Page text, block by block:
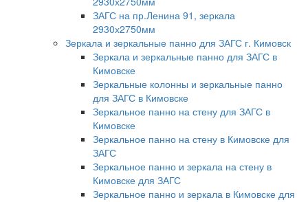
ЗАГС на пр.Ленина 91, зеркала
2930х2750мм
Зеркала и зеркальные панно для ЗАГС г. Кимовск
Зеркала и зеркальные панно для ЗАГС в
Кимовске
Зеркальные колонны и зеркальные панно
для ЗАГС в Кимовске
Зеркальное панно на стену для ЗАГС в
Кимовске
Зеркальное панно на стену в Кимовске для
ЗАГС
Зеркальное панно и зеркала на стену в
Кимовске для ЗАГС
Зеркальное панно и зеркала в Кимовске для